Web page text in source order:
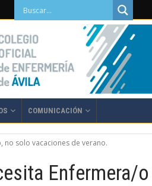
COMUNICACIÓN
no solo vacaciones de verano.
Enfermera/